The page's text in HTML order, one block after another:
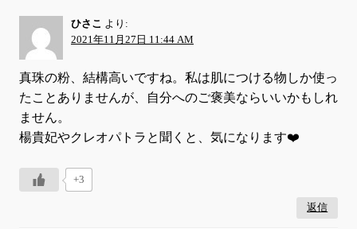
ひさこ より:
2021年11月27日 11:44 AM
真珠の粉、結構高いですね。私は肌につける物しか使っ
たことありませんが、自分へのご褒美ならいいかもしれ
ません。
楊貴妃やクレオパトラと聞くと、気になります❤️
+3
返信